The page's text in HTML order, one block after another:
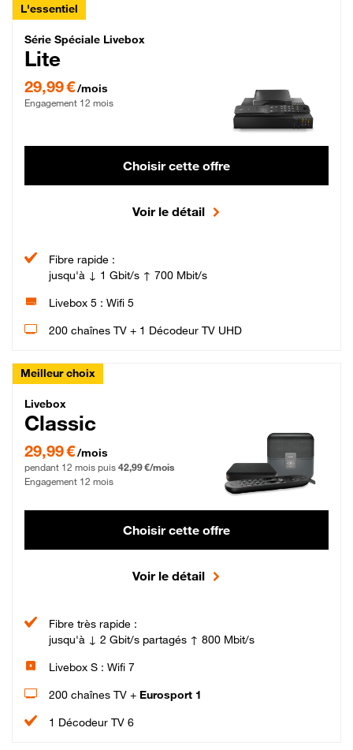
L'essentiel
Série Spéciale Livebox Lite Fibre
Série Spéciale Livebox
Lite
29,99 €/mois
Engagement 12 mois
Choisir cette offre
Voir le détail
Fibre rapide :
jusqu'à ↓ 1 Gbit/s ↑ 700 Mbit/s
Livebox 5 : Wifi 5
200 chaînes TV + 1 Décodeur TV UHD
Meilleur choix
Livebox Classic Fibre
Livebox
Classic
29,99 € par mois pendant 12 mois puis 42,99 € par mois, Engagement 12 mois
29,99 €/mois
pendant 12 mois puis 42,99 €/mois
Engagement 12 mois
Choisir cette offre
Voir le détail
Fibre très rapide :
jusqu'à ↓ 2 Gbit/s partagés ↑ 800 Mbit/s
Livebox S : Wifi 7
200 chaînes TV + Eurosport 1
1 Décodeur TV 6